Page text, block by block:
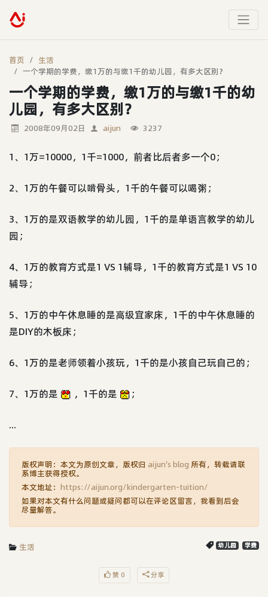
首页
生活
一个学期的学费，缴1万的与缴1千的幼儿园，有多大区别？
一个学期的学费，缴1万的与缴1千的幼
儿园，有多大区别？
2008年09月02日 aijun 3237
1、1万=10000，1千=1000，前者比后者多一个0；
2、1万的午餐可以啃骨头，1千的午餐可以喝粥；
3、1万的是双语教学的幼儿园，1千的是单语言教学的幼儿
园；
4、1万的教育方式是1 VS 1辅导，1千的教育方式是1 VS 10
辅导；
5、1万的中午休息睡的是高级宜家床，1千的中午休息睡的
是DIY的木板床；
6、1万的是老师领着小孩玩，1千的是小孩自己玩自己的；
7、1万的是 ，1千的是 ；
...
版权声明：本文为原创文章，版权归 aijun's blog 所有，转载请联
系博主获得授权。
本文地址： https://aijun.org/kindergarten-tuition/
如果对本文有什么问题或疑问都可以在评论区留言，我看到后会
尽量解答。
生活 幼儿园 学费
赞 0 分享